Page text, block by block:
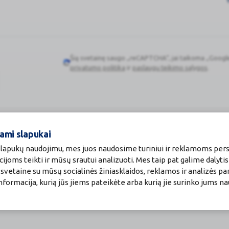
slapukai
naudojimu, mes juos naudosime turiniui ir reklamoms
teikti ir mūsų srautui analizuoti. Mes taip pat galime
su mūsų socialinės žiniasklaidos, reklamos ir analizės
kurią jūs jiems pateikėte arba kurią jie surinko jums
Google
Šią svetainę saugo „reCAPTCHA“, jai taikoma
privatumo politikair paslaugų teikimo sąlygos